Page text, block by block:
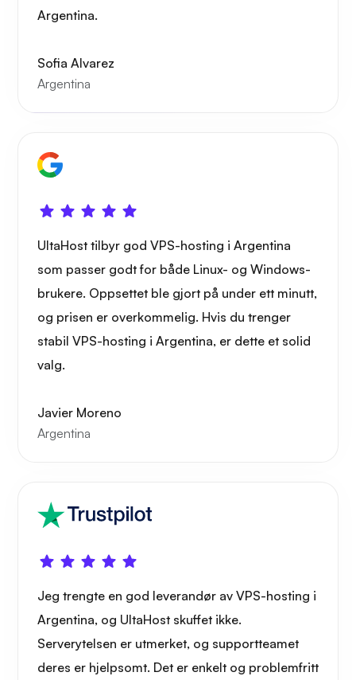
Playtube
Argentina.
Sofia Alvarez
Argentina
UltaHost tilbyr god VPS-hosting i Argentina
som passer godt for både Linux- og Windows-
brukere. Oppsettet ble gjort på under ett minutt,
og prisen er overkommelig. Hvis du trenger
stabil VPS-hosting i Argentina, er dette et solid
valg.
Javier Moreno
Argentina
Jeg trengte en god leverandør av VPS-hosting i
Argentina, og UltaHost skuffet ikke.
Serverytelsen er utmerket, og supportteamet
deres er hjelpsomt. Det er enkelt og problemfritt